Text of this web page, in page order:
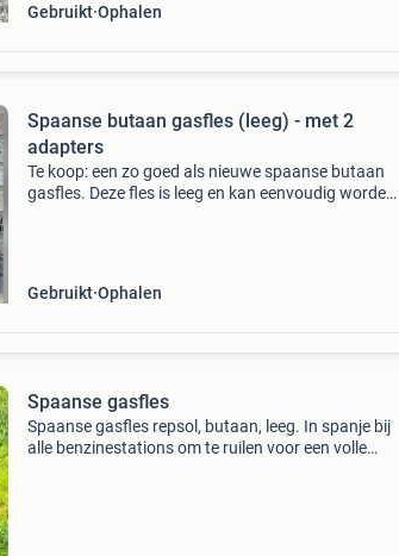
Gebruikt Ophalen
Spaanse butaan gasfles (leeg) - met 2
adapters
Te koop: een zo goed als nieuwe spaanse butaan
gasfles. Deze fles is leeg en kan eenvoudig worden
Gebruikt Ophalen
Spaanse gasfles
Spaanse gasfles repsol, butaan, leeg. In spanje bij
alle benzinestations om te ruilen voor een volle